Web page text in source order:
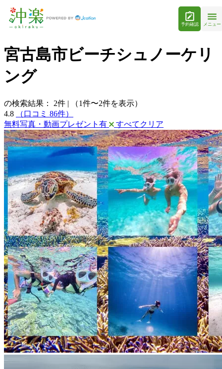
予約確認 メニュー
宮古島市ビーチシュノーケリ
ング
の検索結果： 2件 |
（1件〜2件を表示）
4.8
（口コミ 86件）
無料写真・動画プレゼント有
すべてクリア